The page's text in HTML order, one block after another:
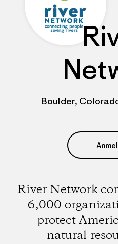
Boulder,
River Network
6,000
protect
natural